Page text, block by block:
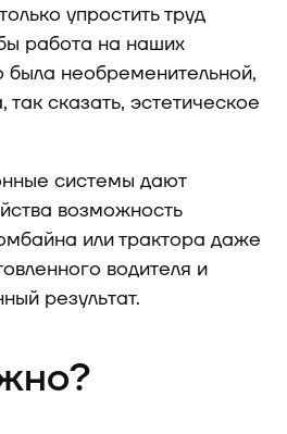
упростить труд
работа на наших
необременительной,
сказать, эстетическое
системы дают
возможность
или трактора даже
водителя и
результат.